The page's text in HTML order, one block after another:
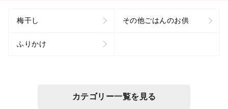
梅干し その他ごはんのお供
ふりかけ
カテゴリー一覧を見る